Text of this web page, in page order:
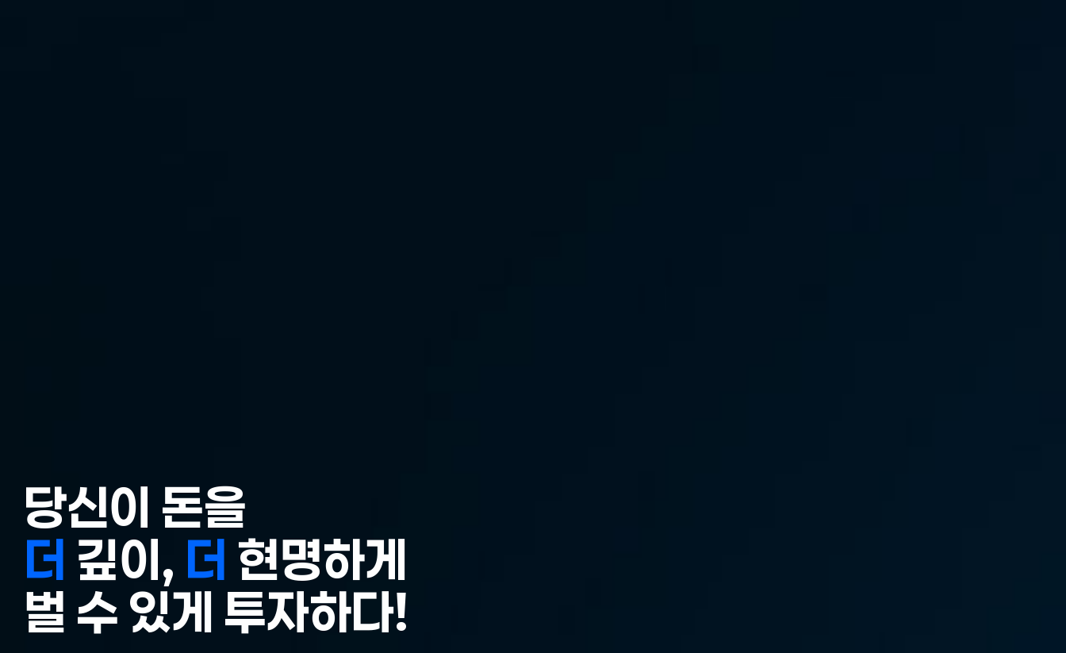
당신이 돈을
더 깊이, 더 현명하게
벌 수 있게 투자하다!
당신이 돈을
더 깊이, 더 현명하게
벌 수 있게 투자하다!
더 더